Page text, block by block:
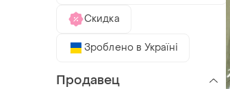
Скидка
Зроблено в Україні
Продавец